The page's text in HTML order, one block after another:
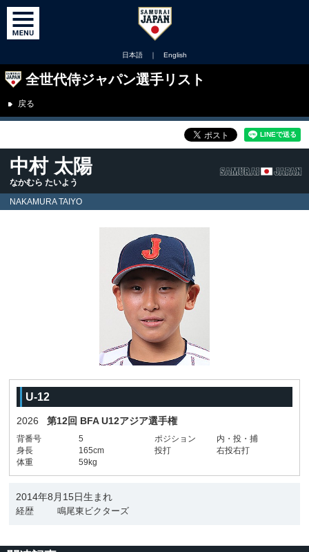
日本語 ｜ English
全世代侍ジャパン選手リスト
戻る
中村 太陽
なかむら たいよう
NAKAMURA TAIYO
U-12
2026 第12回 BFA U12アジア選手権
背番号 5 ポジション
内・投・捕
身長
165cm 投打
右投右打
体重
59kg
2014年8月15日生まれ
経歴 鳴尾東ビクターズ